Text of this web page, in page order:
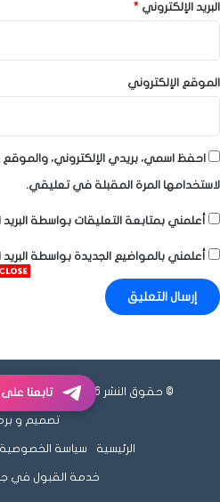
البريد الإلكتروني *
الموقع الإلكتروني
احفظ اسمي، بريدي الإلكتروني،
لاستخدامها المرة المقبلة في تعليقي.
أعلمني بمتابعة التعليقات بواسطة البريد
أعلمني بالمواضيع الجديدة بواسطة البريد
© حقوق النشر 2026، جميع الحقوق محفوظة |
تصميم و
الرئيسية سياسة الخصوصية
خدمة القبول في
تابعنا على